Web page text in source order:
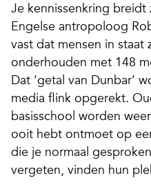
Je kennissenkring
Engelse antropoloog
vast dat mensen in staat
onderhouden met 148
Dat ‘getal van Dunbar’
media flink opgerekt.
basisschool worden
ooit hebt ontmoet op
die je normaal
vergeten, vinden hun